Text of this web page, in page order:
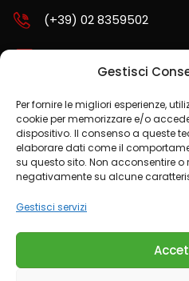
Gestisci
Per fornire le migliori esperienze,
cookie per memorizzare e/o
dispositivo. Il consenso a queste
elaborare dati come il
su questo sito. Non acconsentire o
negativamente su alcune
Gestisci servizi
(+39) 02 8359502
SCARICA LA POLITICA